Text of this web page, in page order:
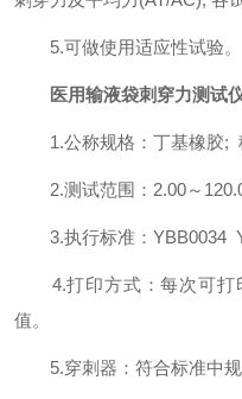
5.可做使用适应性试验。
医用输液袋刺穿力测试
1.公称规格：丁基橡胶;
2.测试范围：2.00～
3.执行标准：YBB0034
4.打印方式：每次可打
值。
5.穿刺器：符合标准中规